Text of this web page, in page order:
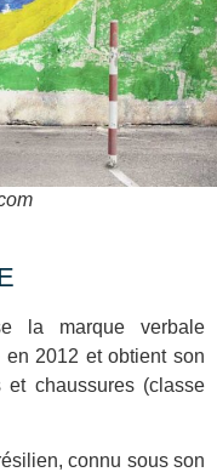
la marque verbale
en 2012 et obtient son
et chaussures (classe
connu sous son